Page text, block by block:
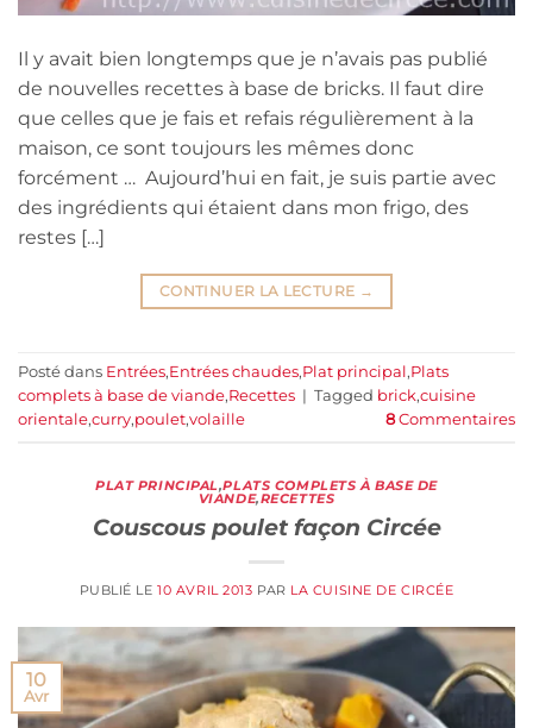
Il y avait bien longtemps que je n’avais pas publié
de nouvelles recettes à base de bricks. Il faut dire
que celles que je fais et refais régulièrement à la
maison, ce sont toujours les mêmes donc
forcément … Aujourd’hui en fait, je suis partie avec
des ingrédients qui étaient dans mon frigo, des
restes […]
CONTINUER LA LECTURE →
Posté dans Entrées,Entrées chaudes,Plat principal,Plats
complets à base de viande,Recettes | Tagged brick,cuisine
orientale,curry,poulet,volaille 8Commentaires
PLAT PRINCIPAL,PLATS COMPLETS À BASE DE
VIANDE,RECETTES
Couscous poulet façon Circée
PUBLIÉ LE10 AVRIL 2013 PAR LA CUISINE DE CIRCÉE
10
Avr